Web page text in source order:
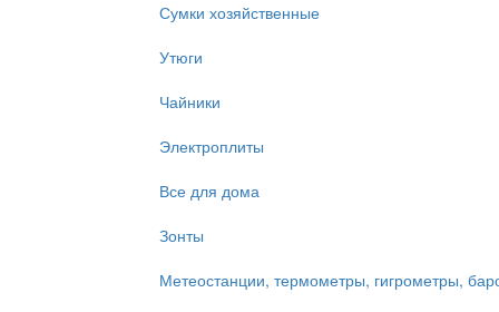
Сумки хозяйственные
Утюги
Чайники
Электроплиты
Все для дома
Зонты
Метеостанции, термометры, гигрометры,